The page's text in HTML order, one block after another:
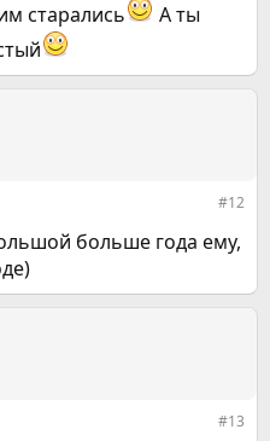
старались
А ты
#12
больше года ему,
#13